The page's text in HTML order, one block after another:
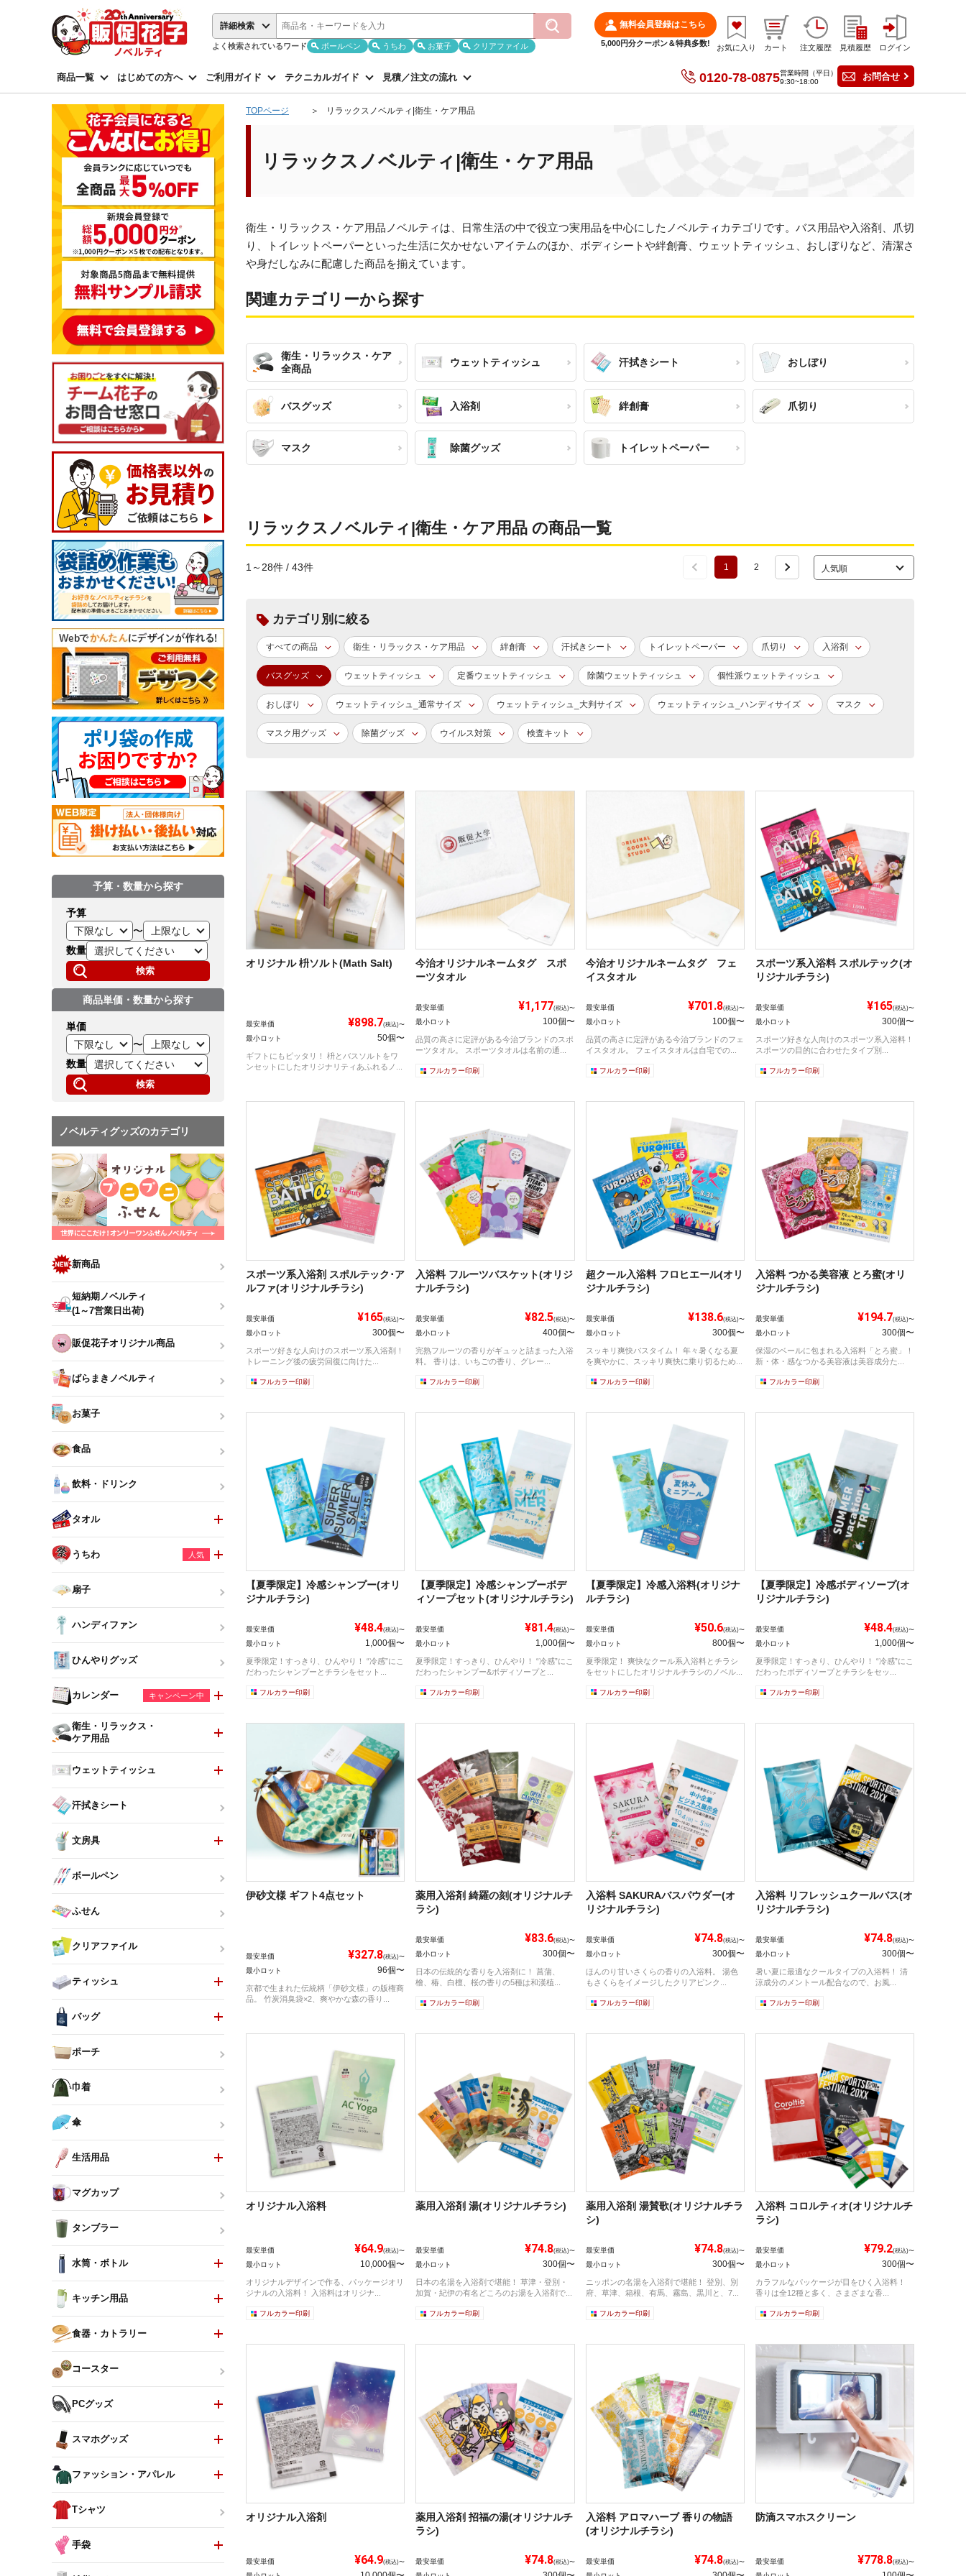
詳細検索
よく検索されているワード ボールペン うちわ お菓子 クリアファイル
無料会員登録はこちら
5,000円分クーポン＆特典多数! お気に入り カート 注文履歴 見積履歴 ログイン
商品一覧 はじめての方へ ご利用ガイド テクニカルガイド 見積／注文の流れ 0120-78-0875営業時間（平日）
9:30~18:00
お問合せ
TOPページ リラックスノベルティ|衛生・ケア用品
リラックスノベルティ|衛生・ケア用品
衛生・リラックス・ケア用品ノベルティは、日常生活の中で役立つ実用品を中心にしたノベルティカテゴリです。バス用品や入浴剤、爪切
り、トイレットペーパーといった生活に欠かせないアイテムのほか、ボディシートや絆創膏、ウェットティッシュ、おしぼりなど、清潔さ
や身だしなみに配慮した商品を揃えています。
関連カテゴリーから探す
衛生・リラックス・ケア
全商品
ウェットティッシュ 汗拭きシート おしぼり
バスグッズ 入浴剤 絆創膏 爪切り
マスク 除菌グッズ トイレットペーパー
リラックスノベルティ|衛生・ケア用品 の商品一覧
1～28件 / 43件 1 2
カテゴリ別に絞る
すべての商品 衛生・リラックス・ケア用品 絆創膏 汗拭きシート トイレットペーパー 爪切り 入浴剤
バスグッズ ウェットティッシュ 定番ウェットティッシュ 除菌ウェットティッシュ 個性派ウェットティッシュ
おしぼり ウェットティッシュ_通常サイズ ウェットティッシュ_大判サイズ ウェットティッシュ_ハンディサイズ マスク
マスク用グッズ 除菌グッズ ウイルス対策 検査キット
オリジナル 枡ソルト(Math Salt)
最安単価 ¥898.7(税込)〜
最小ロット 50個〜
ギフトにもピッタリ！ 枡とバスソルトをワ
ンセットにしたオリジナリティあふれるノ...
今治オリジナルネームタグ スポ
ーツタオル
最安単価 ¥1,177(税込)〜
最小ロット 100個〜
品質の高さに定評がある今治ブランドのスポ
ーツタオル。 スポーツタオルは名前の通...
フルカラー印刷
今治オリジナルネームタグ フェ
イスタオル
最安単価 ¥701.8(税込)〜
最小ロット 100個〜
品質の高さに定評がある今治ブランドのフェ
イスタオル。 フェイスタオルは自宅での...
フルカラー印刷
スポーツ系入浴料 スポルテック(オ
リジナルチラシ)
最安単価 ¥165(税込)〜
最小ロット 300個〜
スポーツ好きな人向けのスポーツ系入浴料！
スポーツの目的に合わせたタイプ別...
フルカラー印刷
スポーツ系入浴剤 スポルテック･ア
ルファ(オリジナルチラシ)
最安単価 ¥165(税込)〜
最小ロット 300個〜
スポーツ好きな人向けのスポーツ系入浴剤！
トレーニング後の疲労回復に向けた...
フルカラー印刷
入浴料 フルーツバスケット(オリジ
ナルチラシ)
最安単価 ¥82.5(税込)〜
最小ロット 400個〜
完熟フルーツの香りがギュッと詰まった入浴
料。 香りは、いちごの香り、グレー...
フルカラー印刷
超クール入浴料 フロヒエール(オリ
ジナルチラシ)
最安単価 ¥138.6(税込)〜
最小ロット 300個〜
スッキリ爽快バスタイム！ 年々暑くなる夏
を爽やかに、スッキリ爽快に乗り切るため...
フルカラー印刷
入浴料 つかる美容液 とろ蜜(オリ
ジナルチラシ)
最安単価 ¥194.7(税込)〜
最小ロット 300個〜
保湿のベールに包まれる入浴料「とろ蜜」！
新・体・感なつかる美容液は美容成分た...
フルカラー印刷
【夏季限定】冷感シャンプー(オリ
ジナルチラシ)
最安単価 ¥48.4(税込)〜
最小ロット 1,000個〜
夏季限定！すっきり、ひんやり！ “冷感”にこ
だわったシャンプーとチラシをセット...
フルカラー印刷
【夏季限定】冷感シャンプーボデ
ィソープセット(オリジナルチラシ)
最安単価 ¥81.4(税込)〜
最小ロット 1,000個〜
夏季限定！すっきり、ひんやり！ “冷感”にこ
だわったシャンプー&ボディソープと...
フルカラー印刷
【夏季限定】冷感入浴料(オリジナ
ルチラシ)
最安単価 ¥50.6(税込)〜
最小ロット 800個〜
夏季限定！ 爽快なクール系入浴料とチラシ
をセットにしたオリジナルチラシのノベル...
フルカラー印刷
【夏季限定】冷感ボディソープ(オ
リジナルチラシ)
最安単価 ¥48.4(税込)〜
最小ロット 1,000個〜
夏季限定！すっきり、ひんやり！ “冷感”にこ
だわったボディソープとチラシをセッ...
フルカラー印刷
伊砂文様 ギフト4点セット
最安単価 ¥327.8(税込)〜
最小ロット 96個〜
京都で生まれた伝統柄「伊砂文様」の版権商
品。 竹炭消臭袋×2、爽やかな森の香り...
薬用入浴剤 綺羅の刻(オリジナルチ
ラシ)
最安単価 ¥83.6(税込)〜
最小ロット 300個〜
日本の伝統的な香りを入浴剤に！ 菖蒲、
檜、椿、白檀、桜の香りの5種は和漢植...
フルカラー印刷
入浴料 SAKURAバスパウダー(オ
リジナルチラシ)
最安単価 ¥74.8(税込)〜
最小ロット 300個〜
ほんのり甘いさくらの香りの入浴料。 湯色
もさくらをイメージしたクリアピンク...
フルカラー印刷
入浴料 リフレッシュクールバス(オ
リジナルチラシ)
最安単価 ¥74.8(税込)〜
最小ロット 300個〜
暑い夏に最適なクールタイプの入浴料！ 清
涼成分のメントール配合なので、お風...
フルカラー印刷
オリジナル入浴料
最安単価 ¥64.9(税込)〜
最小ロット 10,000個〜
オリジナルデザインで作る、パッケージオリ
ジナルの入浴料！ 入浴料はオリジナ...
フルカラー印刷
薬用入浴剤 湯(オリジナルチラシ)
最安単価 ¥74.8(税込)〜
最小ロット 300個〜
日本の名湯を入浴剤で堪能！ 草津・登別・
加賀・紀伊の有名どころのお湯を入浴剤で...
フルカラー印刷
薬用入浴剤 湯賛歌(オリジナルチラ
シ)
最安単価 ¥74.8(税込)〜
最小ロット 300個〜
ニッポンの名湯を入浴剤で堪能！ 登別、別
府、草津、箱根、有馬、霧島、黒川と、7...
フルカラー印刷
入浴料 コロルティオ(オリジナルチ
ラシ)
最安単価 ¥79.2(税込)〜
最小ロット 300個〜
カラフルなパッケージが目をひく入浴料！
香りは全12種と多く、さまざまな香...
フルカラー印刷
オリジナル入浴剤
最安単価 ¥64.9(税込)〜
薬用入浴剤 招福の湯(オリジナルチ
ラシ)
最安単価 ¥74.8(税込)〜
入浴料 アロマハーブ 香りの物語
(オリジナルチラシ)
最安単価 ¥74.8(税込)〜
防滴スマホスクリーン
最安単価 ¥778.8(税込)〜
予算・数量から探す
予算
〜
数量
検索
商品単価・数量から探す
単価
〜
数量
検索
ノベルティグッズのカテゴリ
新商品
短納期ノベルティ
(1～7営業日出荷)
販促花子オリジナル商品
ばらまきノベルティ
お菓子
食品
飲料・ドリンク
タオル
うちわ 人気
扇子
ハンディファン
ひんやりグッズ
カレンダー キャンペーン中
衛生・リラックス・
ケア用品
ウェットティッシュ
汗拭きシート
文房具
ボールペン
ふせん
クリアファイル
ティッシュ
バッグ
ポーチ
巾着
傘
生活用品
マグカップ
タンブラー
水筒・ボトル
キッチン用品
食器・カトラリー
コースター
PCグッズ
スマホグッズ
ファッション・アパレル
Tシャツ
手袋